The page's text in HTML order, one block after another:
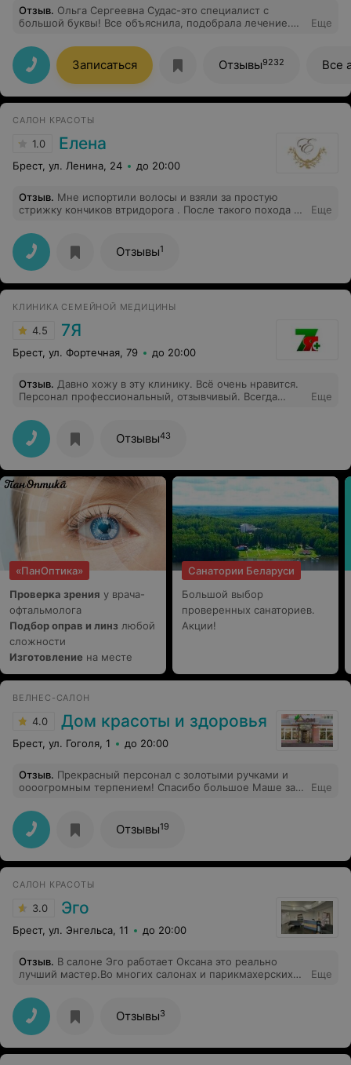
Отзыв. Ольга Сергеевна Судас-это специалист с
большой буквы! Все объяснила, подобрала лечение.
Еще
Записаться Отзывы9232 Все
САЛОН КРАСОТЫ
1.0 Елена
Брест, ул. Ленина, 24 до 20:00
Отзыв. Мне испортили волосы и взяли за простую
стрижку кончиков втридорога . После такого похода в
стороны при сушке феном . Причём сушила мне их
как-то по дурацки , закручивала и выкручивала .
Работают какие -то странные женщины , им говоришь
одно - делают по своему . "Клиентоориетированные"
... ничего не скажешь .
Еще
Отзывы1
КЛИНИКА СЕМЕЙНОЙ МЕДИЦИНЫ
4.5 7Я
Брест, ул. Фортечная, 79 до 20:00
Отзыв. Давно хожу в эту клинику. Всё очень нравится.
Персонал профессиональный, отзывчивый. Всегда
косметологической процедуры. Всем советую.
Еще
Отзывы43
«ПанОптика»
Проверка зрения у врача-
офтальмолога
Подбор оправ и линз любой
сложности
Изготовление на месте
Санатории Беларуси
Большой выбор
проверенных санаториев.
Акции!
ВЕЛНЕС-САЛОН
4.0 Дом красоты и здоровья
Брест, ул. Гоголя, 1 до 20:00
Отзыв. Прекрасный персонал с золотыми ручками и
оооогромным терпением! Спасибо большое Маше за
Еще
Отзывы19
САЛОН КРАСОТЫ
3.0 Эго
Брест, ул. Энгельса, 11 до 20:00
Отзыв. В салоне Эго работает Оксана это реально
лучший мастер.Во многих салонах и парикмахерских
стрижке.
Еще
Отзывы3